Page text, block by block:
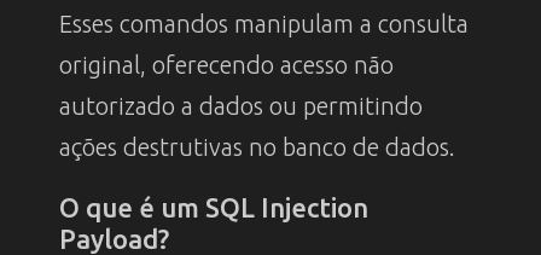
Esses comandos manipulam a consulta
original, oferecendo acesso não
autorizado a dados ou permitindo
ações destrutivas no banco de dados.
O que é um SQL Injection
Payload?